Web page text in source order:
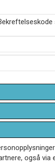
også